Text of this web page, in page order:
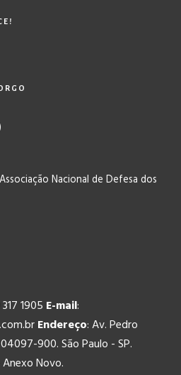
Nacional de Defesa dos
1905 E-mail:
Endereço: Av. Pedro
900. São Paulo - SP.
Novo.